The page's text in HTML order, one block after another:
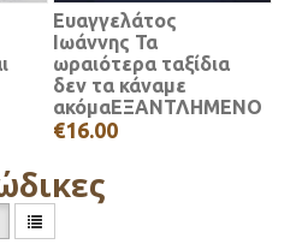
Ευαγγελάτος
Ιωάννης Τα
ωραιότερα ταξίδια
δεν τα κάναμε
ακόμαΕΞΑΝΤΛΗΜΕΝΟ
€16.00